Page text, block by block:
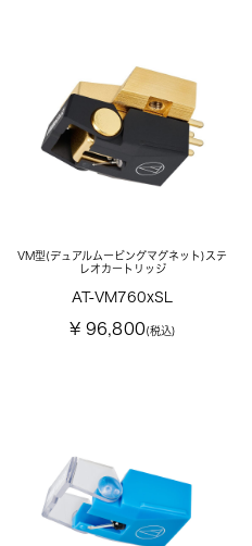
VM型(デュアルムービングマグネット)ステ
レオカートリッジ
AT-VM760xSL
¥ 96,800(税込)